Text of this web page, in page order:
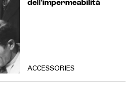
dell'impermeabilità
ACCESSORIES